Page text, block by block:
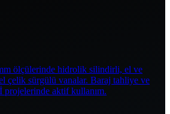
ölçülerinde hidrolik silindirli, el ve
çelik sürgülü vanalar. Baraj tahliye ve
projelerinde aktif kullanım.